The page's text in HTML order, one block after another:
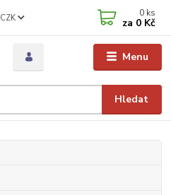
Menu
CZK
Hledat
0 ks
za 0 Kč